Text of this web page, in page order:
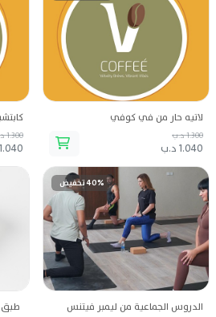
لاتيه حار من في كوفي
1.300 د.ب
1.040 د.ب
1.300 د.ب
1.040 د.ب
40% تخفيض
الدروس الجماعية من ليمبر فيتنس